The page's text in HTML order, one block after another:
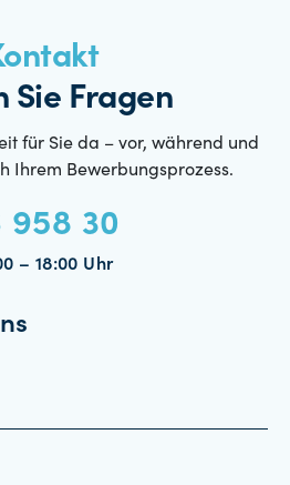
Sie Fragen
für Sie da – vor, während und
Ihrem Bewerbungsprozess.
958 30
– 18:00 Uhr